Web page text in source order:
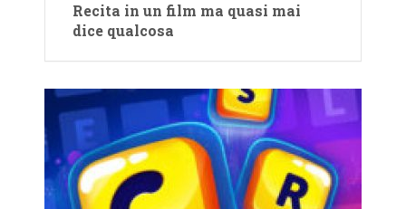
Recita in un film ma quasi mai
dice qualcosa